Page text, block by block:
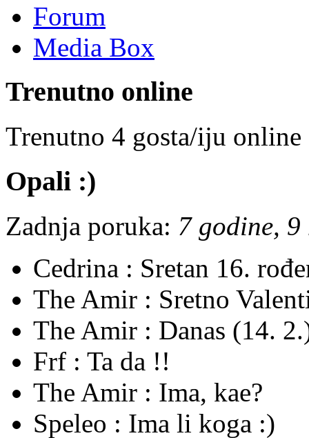
Forum
Media Box
Trenutno online
Trenutno 4 gosta/iju online
Opali :)
Zadnja poruka: 7 godine, 9
Cedrina : Sretan 16.
The Amir : Sretno
The Amir : Danas (14.
Frf : Ta da !!
The Amir : Ima, kae?
Speleo : Ima li koga :)